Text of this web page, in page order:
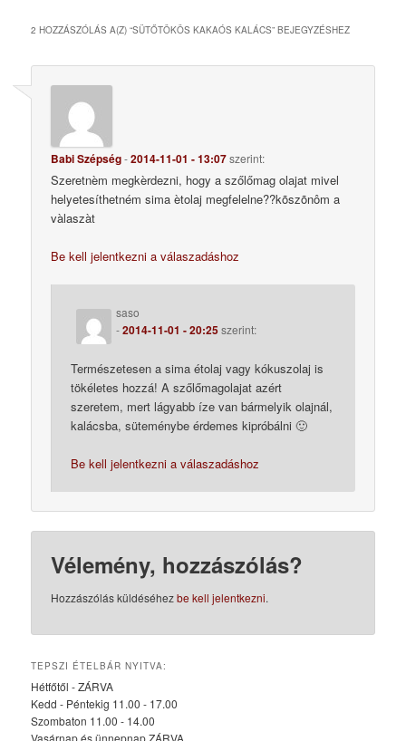
2 HOZZÁSZÓLÁS A(Z) “SÜTŐTÖKÖS KAKAÓS KALÁCS” BEJEGYZÉSHEZ
Babi Szépség-2014-11-01 - 13:07szerint:
Szeretnèm megkèrdezni, hogy a szőlőmag olajat mivel
helyetesíthetném sima ètolaj megfelelne??kõszõnôm a
vàlaszàt
Be kell jelentkezni a válaszadáshoz
saso
-2014-11-01 - 20:25szerint:
Természetesen a sima étolaj vagy kókuszolaj is
tökéletes hozzá! A szőlőmagolajat azért
szeretem, mert lágyabb íze van bármelyik olajnál,
kalácsba, süteménybe érdemes kipróbálni 🙂
Be kell jelentkezni a válaszadáshoz
Vélemény, hozzászólás?
Hozzászólás küldéséhezbe kell jelentkezni.
TEPSZI ÉTELBÁR NYITVA:
Hétfőtől - ZÁRVA
Kedd - Péntekig 11.00 - 17.00
Szombaton 11.00 - 14.00